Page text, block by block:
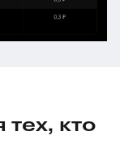
кто